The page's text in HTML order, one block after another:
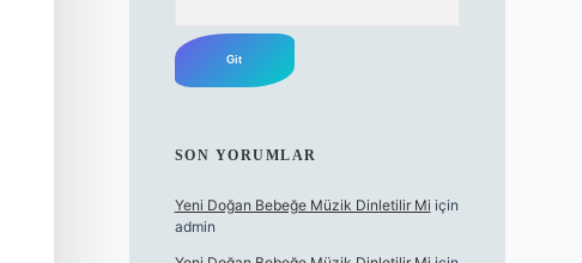
SON YORUMLAR
Yeni Doğan Bebeğe Müzik Dinletilir Mi için
admin